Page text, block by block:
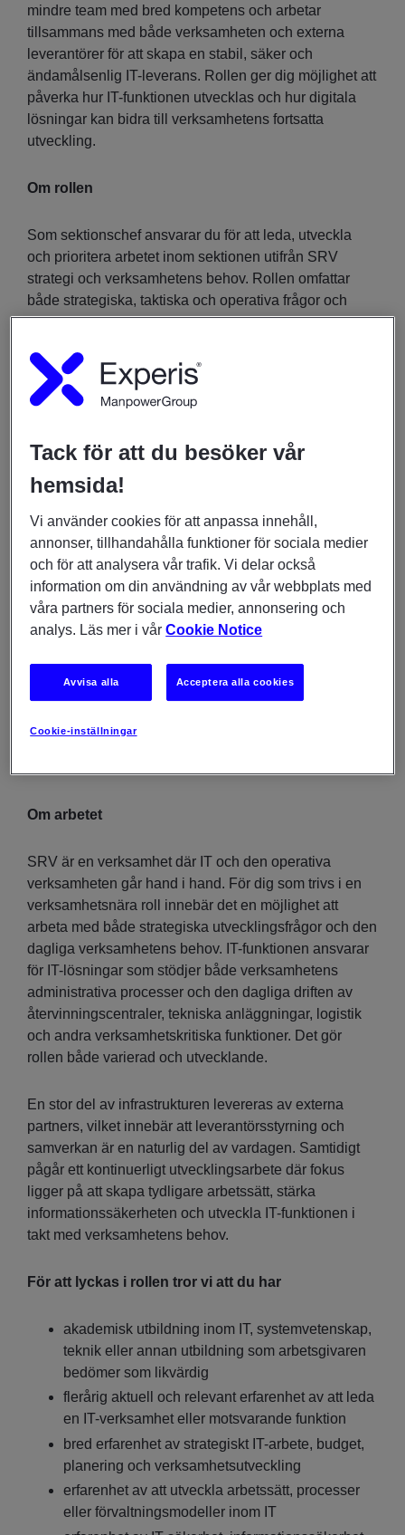
mindre team med bred kompetens och arbetar
tillsammans med både verksamheten och externa
leverantörer för att skapa en stabil, säker och
ändamålsenlig IT-leverans. Rollen ger dig möjlighet att
påverka hur IT-funktionen utvecklas och hur digitala
lösningar kan bidra till verksamhetens fortsatta
utveckling.
Om rollen
Som sektionschef ansvarar du för att leda, utveckla
och prioritera arbetet inom sektionen utifrån SRV
strategi och verksamhetens behov. Rollen omfattar
både strategiska, taktiska och operativa frågor och
innebär ett nära samarbete med chefer och
Du får en viktig roll i SRV:s fortsatta digitalisering och
arbetar för att utveckla IT som ett strategiskt stöd för
Du har ett övergripande ansvar för att utveckla och
IT-leverans. I uppdraget ingår bland annat ansvar för
IT-strategi, IT-arkitektur, IT- och informationssäkerhet,
applikationsförvaltning, integrationer, servicedesk,
infrastruktur och leverantörsstyrning. Du ansvarar
också för att utveckla arbetssätt, förvaltningsmodeller
och processer som skapar en effektiv och långsiktigt
En viktig del av uppdraget är att leda och utveckla
sektionens medarbetare samt säkerställa att
Om arbetet
SRV är en verksamhet där IT och den operativa
verksamheten går hand i hand. För dig som trivs i en
verksamhetsnära roll innebär det en möjlighet att
arbeta med både strategiska utvecklingsfrågor och den
dagliga verksamhetens behov. IT-funktionen ansvarar
för IT-lösningar som stödjer både verksamhetens
administrativa processer och den dagliga driften av
återvinningscentraler, tekniska anläggningar, logistik
och andra verksamhetskritiska funktioner. Det gör
rollen både varierad och utvecklande.
En stor del av infrastrukturen levereras av externa
partners, vilket innebär att leverantörsstyrning och
samverkan är en naturlig del av vardagen. Samtidigt
pågår ett kontinuerligt utvecklingsarbete där fokus
ligger på att skapa tydligare arbetssätt, stärka
informationssäkerheten och utveckla IT-funktionen i
takt med verksamhetens behov.
För att lyckas i rollen tror vi att du har
akademisk utbildning inom IT, systemvetenskap,
teknik eller annan utbildning som arbetsgivaren
bedömer som likvärdig
flerårig aktuell och relevant erfarenhet av att leda
en IT-verksamhet eller motsvarande funktion
bred erfarenhet av strategiskt IT-arbete, budget,
planering och verksamhetsutveckling
erfarenhet av att utveckla arbetssätt, processer
eller förvaltningsmodeller inom IT
Tack för att du besöker vår
hemsida!
Vi använder cookies för att anpassa innehåll,
annonser, tillhandahålla funktioner för sociala medier
och för att analysera vår trafik. Vi delar också
information om din användning av vår webbplats med
våra partners för sociala medier, annonsering och
analys. Läs mer i vårCookie Notice
Cookie-inställningar
Avvisa alla Acceptera alla cookies